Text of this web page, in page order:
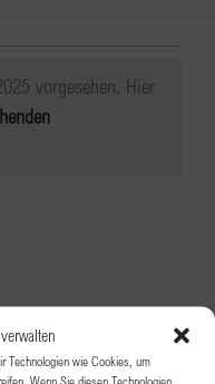
Technologien wie Cookies, um
Wenn Sie diesen Technologien
vorgesehen. Hier